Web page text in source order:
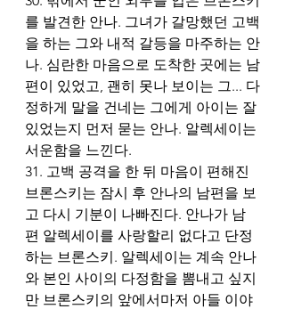
를 발견한 안나. 그녀가 갈망했던 고백
을 하는 그와 내적 갈등을 마주하는 안
나. 심란한 마음으로 도착한 곳에는 남
편이 있었고, 괜히 못나 보이는 그... 다
정하게 말을 건네는 그에게 아이는 잘
있었는지 먼저 묻는 안나. 알렉세이는
서운함을 느낀다.
31. 고백 공격을 한 뒤 마음이 편해진
브론스키는 잠시 후 안나의 남편을 보
고 다시 기분이 나빠진다. 안나가 남
편 알렉세이를 사랑할리 없다고 단정
하는 브론스키. 알렉세이는 계속 안나
와 본인 사이의 다정함을 뽐내고 싶지
만 브론스키의 앞에서마저 아들 이야